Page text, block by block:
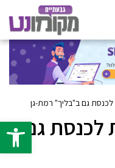
פתחלכנסת גם